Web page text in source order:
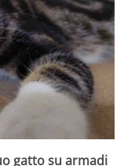
gatto su armadi